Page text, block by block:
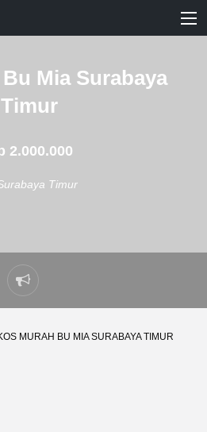
Mia Surabaya
Timur
2.000.000
Timur
Laporkan
masalah
MURAH BU MIA SURABAYA TIMUR